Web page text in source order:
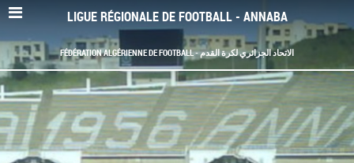
LIGUE RÉGIONALE DE FOOTBALL - ANNABA
FÉDÉRATION ALGÉRIENNE DE FOOTBALL - الاتحاد الجزائري لكرة القدم